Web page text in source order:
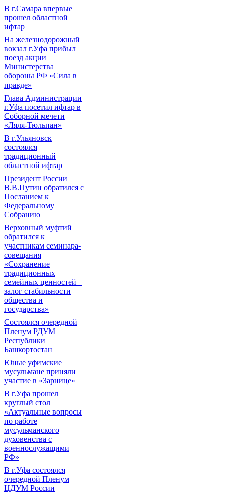
В г.Самара впервые
прошел областной
ифтар
На железнодорожный
вокзал г.Уфа прибыл
поезд акции
Министерства
обороны РФ «Сила в
правде»
Глава Администрации
г.Уфа посетил ифтар в
Соборной мечети
«Ляля-Тюльпан»
В г.Ульяновск
состоялся
традиционный
областной ифтар
Президент России
В.В.Путин обратился с
Посланием к
Федеральному
Собранию
Верховный муфтий
обратился к
участникам семинара-
совещания
«Сохранение
традиционных
семейных ценностей –
залог стабильности
общества и
государства»
Состоялся очередной
Пленум РДУМ
Республики
Башкортостан
Юные уфимские
мусульмане приняли
участие в «Зарнице»
В г.Уфа прошел
круглый стол
«Актуальные вопросы
по работе
мусульманского
духовенства с
военнослужащими
РФ»
В г.Уфа состоялся
очередной Пленум
ЦДУМ России